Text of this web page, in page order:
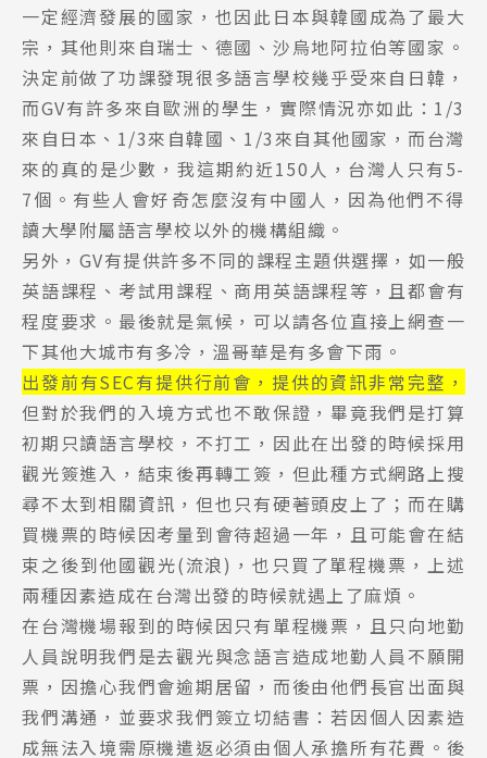
一定經濟發展的國家，也因此日本與韓國成為了最大
宗，其他則來自瑞士、德國、沙烏地阿拉伯等國家。
決定前做了功課發現很多語言學校幾乎受來自日韓，
而GV有許多來自歐洲的學生，實際情況亦如此：1/3
來自日本、1/3來自韓國、1/3來自其他國家，而台灣
來的真的是少數，我這期約近150人，台灣人只有5-
7個。有些人會好奇怎麼沒有中國人，因為他們不得
讀大學附屬語言學校以外的機構組織。
另外，GV有提供許多不同的課程主題供選擇，如一般
英語課程、考試用課程、商用英語課程等，且都會有
程度要求。最後就是氣候，可以請各位直接上網查一
下其他大城市有多冷，溫哥華是有多會下雨。
出發前有SEC有提供行前會，提供的資訊非常完整，
但對於我們的入境方式也不敢保證，畢竟我們是打算
初期只讀語言學校，不打工，因此在出發的時候採用
觀光簽進入，結束後再轉工簽，但此種方式網路上搜
尋不太到相關資訊，但也只有硬著頭皮上了；而在購
買機票的時候因考量到會待超過一年，且可能會在結
束之後到他國觀光(流浪)，也只買了單程機票，上述
兩種因素造成在台灣出發的時候就遇上了麻煩。
在台灣機場報到的時候因只有單程機票，且只向地勤
人員說明我們是去觀光與念語言造成地勤人員不願開
票，因擔心我們會逾期居留，而後由他們長官出面與
我們溝通，並要求我們簽立切結書：若因個人因素造
成無法入境需原機遣返必須由個人承擔所有花費。後